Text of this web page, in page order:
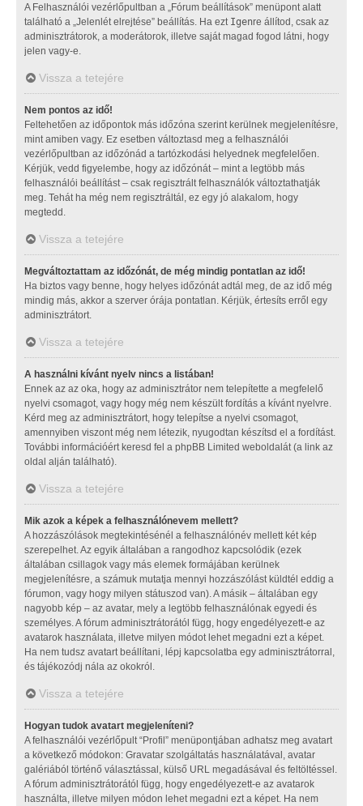
A Felhasználói vezérlőpultban a „Fórum beállítások” menüpont alatt
található a „Jelenlét elrejtése” beállítás. Ha ezt Igenre állítod, csak az
adminisztrátorok, a moderátorok, illetve saját magad fogod látni, hogy
jelen vagy-e.
Vissza a tetejére
Nem pontos az idő!
Feltehetően az időpontok más időzóna szerint kerülnek megjelenítésre,
mint amiben vagy. Ez esetben változtasd meg a felhasználói
vezérlőpultban az időzónád a tartózkodási helyednek megfelelően.
Kérjük, vedd figyelembe, hogy az időzónát – mint a legtöbb más
felhasználói beállítást – csak regisztrált felhasználók változtathatják
meg. Tehát ha még nem regisztráltál, ez egy jó alakalom, hogy
megtedd.
Vissza a tetejére
Megváltoztattam az időzónát, de még mindig pontatlan az idő!
Ha biztos vagy benne, hogy helyes időzónát adtál meg, de az idő még
mindig más, akkor a szerver órája pontatlan. Kérjük, értesíts erről egy
adminisztrátort.
Vissza a tetejére
A használni kívánt nyelv nincs a listában!
Ennek az az oka, hogy az adminisztrátor nem telepítette a megfelelő
nyelvi csomagot, vagy hogy még nem készült fordítás a kívánt nyelvre.
Kérd meg az adminisztrátort, hogy telepítse a nyelvi csomagot,
amennyiben viszont még nem létezik, nyugodtan készítsd el a fordítást.
További információért keresd fel a phpBB Limited weboldalát (a link az
oldal alján található).
Vissza a tetejére
Mik azok a képek a felhasználónevem mellett?
A hozzászólások megtekintésénél a felhasználónév mellett két kép
szerepelhet. Az egyik általában a rangodhoz kapcsolódik (ezek
általában csillagok vagy más elemek formájában kerülnek
megjelenítésre, a számuk mutatja mennyi hozzászólást küldtél eddig a
fórumon, vagy hogy milyen státuszod van). A másik – általában egy
nagyobb kép – az avatar, mely a legtöbb felhasználónak egyedi és
személyes. A fórum adminisztrátorától függ, hogy engedélyezett-e az
avatarok használata, illetve milyen módot lehet megadni ezt a képet.
Ha nem tudsz avatart beállítani, lépj kapcsolatba egy adminisztrátorral,
és tájékozódj nála az okokról.
Vissza a tetejére
Hogyan tudok avatart megjeleníteni?
A felhasználói vezérlőpult “Profil” menüpontjában adhatsz meg avatart
a következő módokon: Gravatar szolgáltatás használatával, avatar
galériából történő választással, külső URL megadásával és feltöltéssel.
A fórum adminisztrátorától függ, hogy engedélyezett-e az avatarok
használta, illetve milyen módon lehet megadni ezt a képet. Ha nem